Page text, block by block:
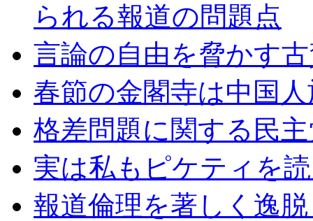
られる報道の問題点
言論の自由を脅かす
春節の金閣寺は中国
格差問題に関する民
実は私もピケティを
報道倫理を著しく逸